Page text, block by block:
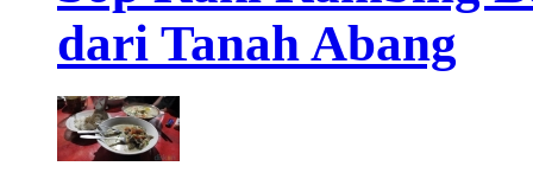
dari Tanah Abang